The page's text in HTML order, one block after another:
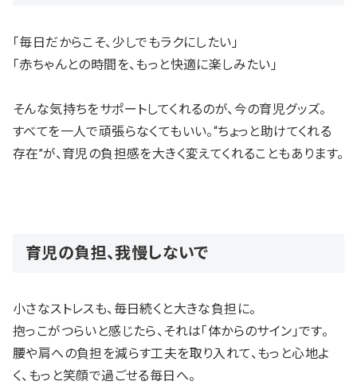
「毎日だからこそ、少しでもラクにしたい」
「赤ちゃんとの時間を、もっと快適に楽しみたい」
そんな気持ちをサポートしてくれるのが、今の育児グッズ。
すべてを一人で頑張らなくてもいい。“ちょっと助けてくれる
存在”が、育児の負担感を大きく変えてくれることもあります。
育児の負担、我慢しないで
小さなストレスも、毎日続くと大きな負担に。
抱っこがつらいと感じたら、それは「体からのサイン」です。
腰や肩への負担を減らす工夫を取り入れて、もっと心地よ
く、もっと笑顔で過ごせる毎日へ。